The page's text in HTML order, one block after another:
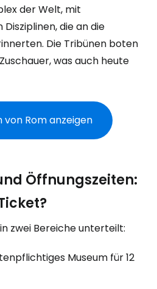
der Welt, mit
die an die
Die Tribünen boten
was auch heute
Rom anzeigen
Öffnungszeiten:
zwei Bereiche unterteilt:
Museum für 12